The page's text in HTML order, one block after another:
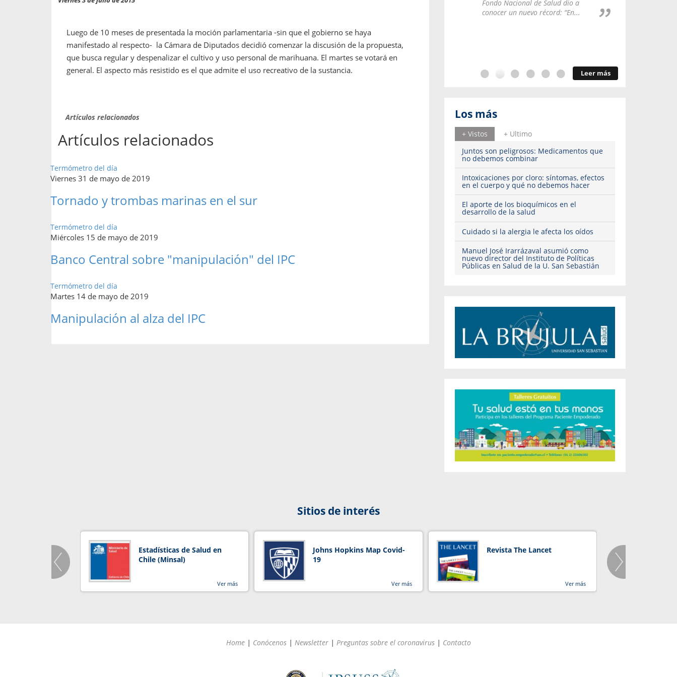
Luego de 10 meses de presentada la moción parlamentaria -sin que el gobierno se haya
manifestado al respecto- la Cámara de Diputados decidió comenzar la discusión de la propuesta,
que busca regular y despenalizar el cultivo y uso personal de marihuana. El martes se votará en
general. El aspecto más resistido es el que admite el uso recreativo de la sustancia.
Artículos relacionados
Artículos relacionados
Termómetro del día
Viernes 31 de mayo de 2019
Tornado y trombas marinas en el sur
Termómetro del día
Miércoles 15 de mayo de 2019
Banco Central sobre "manipulación" del IPC
Termómetro del día
Martes 14 de mayo de 2019
Manipulación al alza del IPC
entregados por la
Fondo Nacional de Salud dio a
conocer un nuevo récord: “En...
Leer más
Los más
+ Vistos
+ Ultimo
Juntos son peligrosos: Medicamentos que
no debemos combinar
Intoxicaciones por cloro: síntomas, efectos
en el cuerpo y qué no debemos hacer
El aporte de los bioquímicos en el
desarrollo de la salud
Cuidado si la alergia le afecta los oídos
Manuel José Irarrázaval asumió como
nuevo director del Instituto de Políticas
Públicas en Salud de la U. San Sebastián
Sitios de interés
Estadísticas de Salud en
Chile (Minsal)
Ver más
Johns Hopkins Map Covid-
19
Ver más
Revista The Lancet
Ver más
Home | Conócenos | Newsletter | Preguntas sobre el coronavirus | Contacto